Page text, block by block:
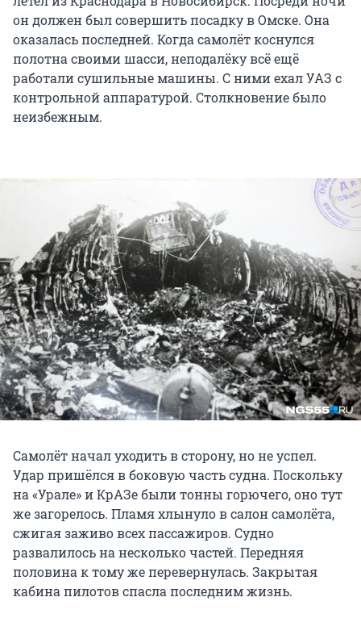
он должен был совершить посадку в Омске. Она
оказалась последней. Когда самолёт коснулся
полотна своими шасси, неподалёку всё ещё
работали сушильные машины. С ними ехал УАЗ с
контрольной аппаратурой. Столкновение было
неизбежным.
Самолёт начал уходить в сторону, но не успел.
Удар пришёлся в боковую часть судна. Поскольку
на «Урале» и КрАЗе были тонны горючего, оно тут
же загорелось. Пламя хлынуло в салон самолёта,
сжигая заживо всех пассажиров. Судно
развалилось на несколько частей. Передняя
половина к тому же перевернулась. Закрытая
кабина пилотов спасла последним жизнь.